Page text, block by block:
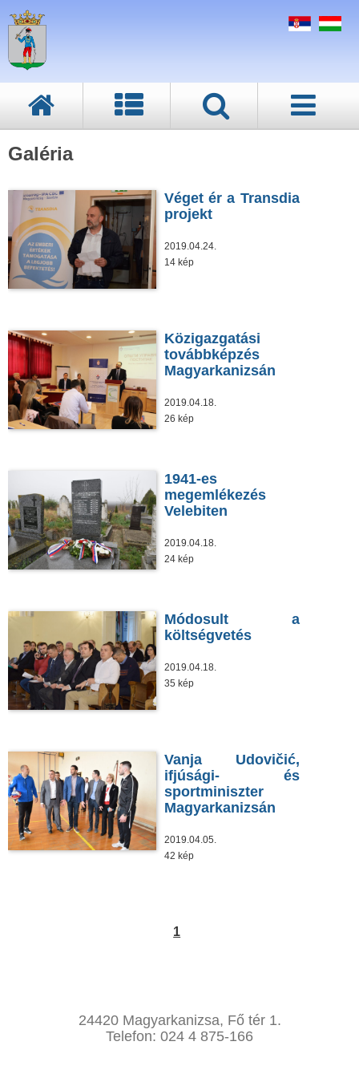
Galéria
Véget ér a Transdia
projekt
2019.04.24.
14 kép
Közigazgatási
továbbképzés
Magyarkanizsán
2019.04.18.
26 kép
1941-es
megemlékezés
Velebiten
2019.04.18.
24 kép
Módosult a
költségvetés
2019.04.18.
35 kép
Vanja Udovičić,
ifjúsági- és
sportminiszter
Magyarkanizsán
2019.04.05.
42 kép
1
24420 Magyarkanizsa, Fő tér 1.
Telefon: 024 4 875-166